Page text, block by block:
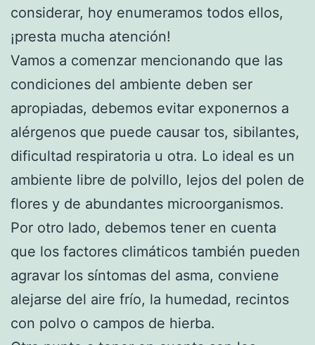
considerar, hoy enumeramos todos ellos,
¡presta mucha atención!
Vamos a comenzar mencionando que las
condiciones del ambiente deben ser
apropiadas, debemos evitar exponernos a
alérgenos que puede causar tos, sibilantes,
dificultad respiratoria u otra. Lo ideal es un
ambiente libre de polvillo, lejos del polen de
flores y de abundantes microorganismos.
Por otro lado, debemos tener en cuenta
que los factores climáticos también pueden
agravar los síntomas del asma, conviene
alejarse del aire frío, la humedad, recintos
con polvo o campos de hierba.